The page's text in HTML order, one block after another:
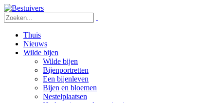
Thuis
Nieuws
Wilde bijen
Wilde bijen
Bijenportretten
Een bijenleven
Bijen en bloemen
Nestelplaatsen